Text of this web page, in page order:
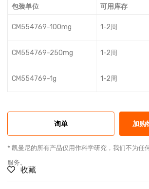
包装单位 可用库存
CM554769-100mg 1-2周
CM554769-250mg 1-2周
CM554769-1g 1-2周
询单 加购
* 凯曼尼的所有产品仅用作科学研究，我们不为任
服务。
收藏